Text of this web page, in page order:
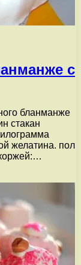
с
бланманже
стакан
желатина. пол